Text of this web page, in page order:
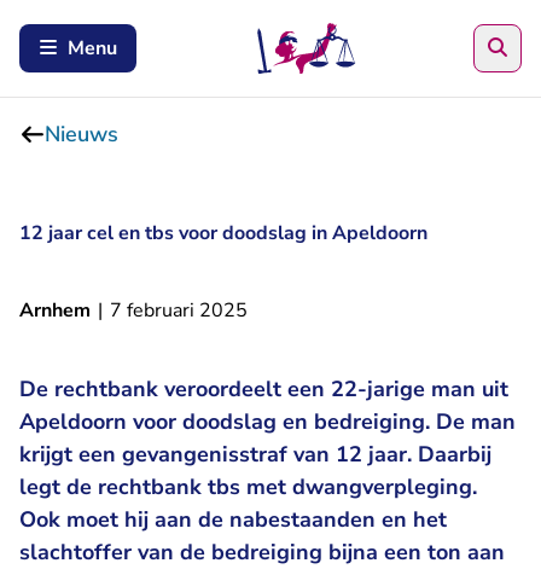
Menu
Nieuws
12 jaar cel en tbs voor doodslag in Apeldoorn
Arnhem | 7 februari 2025
De rechtbank veroordeelt een 22-jarige man uit
Apeldoorn voor doodslag en bedreiging. De man
krijgt een gevangenisstraf van 12 jaar. Daarbij
legt de rechtbank tbs met dwangverpleging.
Ook moet hij aan de nabestaanden en het
slachtoffer van de bedreiging bijna een ton aan